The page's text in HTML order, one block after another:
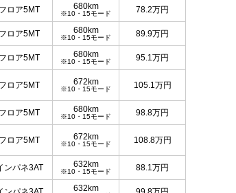
フロア5MT 680km
※10・15モード 78.2万円
フロア5MT 680km
※10・15モード 89.9万円
フロア5MT 680km
※10・15モード 95.1万円
フロア5MT 672km
※10・15モード 105.1万円
フロア5MT 680km
※10・15モード 98.8万円
フロア5MT 672km
※10・15モード 108.8万円
ンパネ3AT 632km
※10・15モード 88.1万円
632km